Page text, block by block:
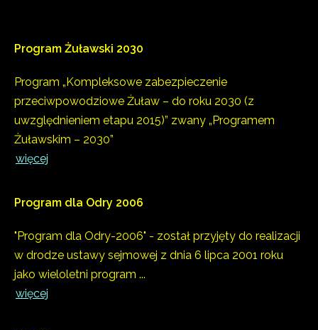
Program Żuławski 2030
Program „Kompleksowe zabezpieczenie
przeciwpowodziowe Żuław – do roku 2030 (z
uwzględnieniem etapu 2015)” zwany „Programem
Żuławskim – 2030”
więcej
Program dla Odry 2006
"Program dla Odry-2006" - został przyjęty do realizacji
w drodze ustawy sejmowej z dnia 6 lipca 2001 roku
jako wieloletni program ...
więcej